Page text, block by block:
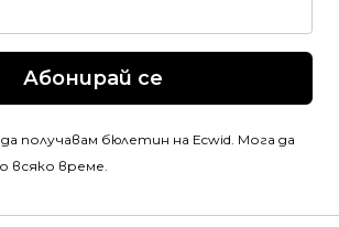
Абонирай се
да получавам бюлетин на Ecwid. Мога да
всяко време.